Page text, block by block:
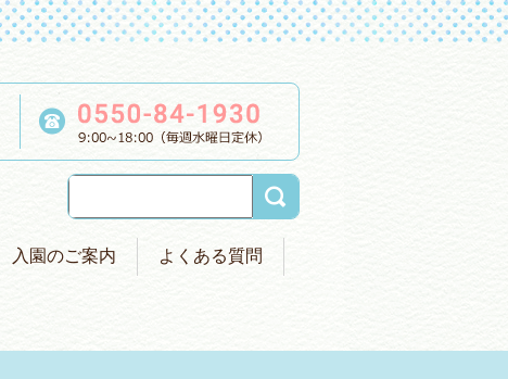
入園のご案内 よくある質問